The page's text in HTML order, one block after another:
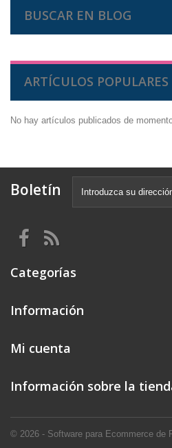
BUSCAR EN BLOG
ARTÍCULOS POPULARES
No hay artículos publicados de
Boletín
Categorías
Información
© 2026 - Software para Ecommerce de
Mi cuenta
Información sobre la